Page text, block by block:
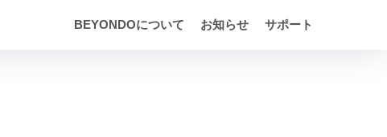
BEYONDOについて お知らせ サポート